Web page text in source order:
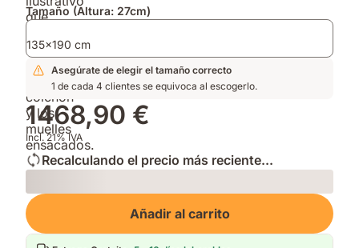
durmientes
sensibles.
altura
para
adaptarse
a
tu
postura.
Emma
de
Verano.
Tamaño (Altura: 27cm)
135x190 cm
Asegúrate de elegir el tamaño correcto
1 de cada 4 clientes se equivoca al escogerlo.
1468,90 €
Incl. 21% IVA
Recalculando el precio más reciente...
Loading
Añadir al carrito